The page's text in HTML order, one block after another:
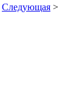
Следующая >